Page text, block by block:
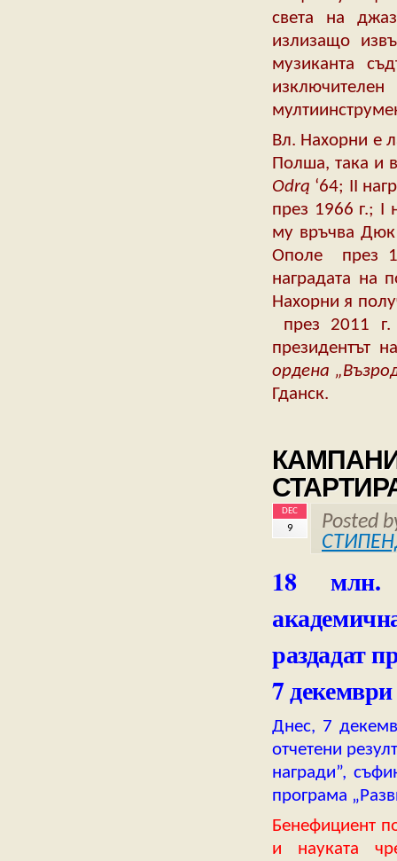
света на
излизащо
музиканта
Вл. Нахорни е
Полша, така и
Odrą ‘64; II
през 1966 г.; I
му връчва Дюк
Ополе
през
наградата на
Нахорни я
през 2011
президентът
ордена
Гданск.
DEC
9
Posted
18 млн.
раздадат
7
Днес, 7
отчетени
награди”,
програма
Бенефициент
и науката